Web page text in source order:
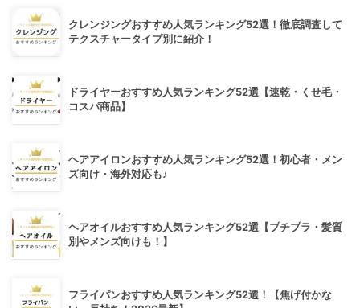
クレンジングおすすめ人気ランキング52選！徹底調査して
テクスチャータイプ別に紹介！
ドライヤーおすすめ人気ランキング52選【速乾・くせ毛・
コスパ商品】
ヘアアイロンおすすめ人気ランキング52選！初心者・メン
ズ向け・海外対応も♪
ヘアオイルおすすめ人気ランキング52選【プチプラ・髪質
別やメンズ向けも！】
フライパンおすすめ人気ランキング52選！【焦げ付かな